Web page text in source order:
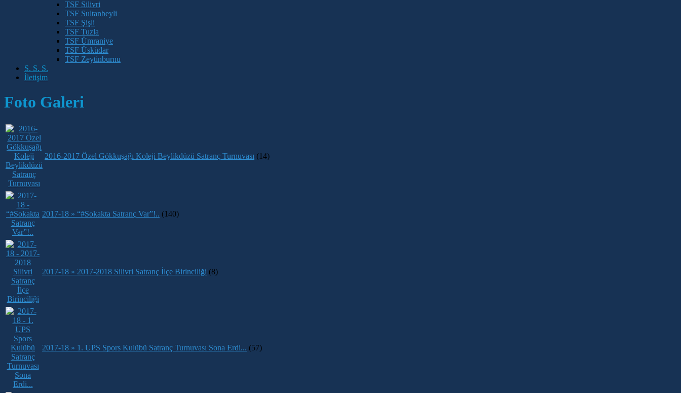
TSF Silivri
TSF Sultanbeyli
TSF Şişli
TSF Tuzla
TSF Ümraniye
TSF Üsküdar
TSF Zeytinburnu
S. S. S.
İletişim
Foto Galeri
2016-2017 Özel Gökkuşağı Koleji Beylikdüzü Satranç Turnuvası (14)
2017-18 » “#Sokakta Satranç Var”!.. (140)
2017-18 » 2017-2018 Silivri Satranç İlçe Birinciliği (8)
2017-18 » 1. UPS Spors Kulübü Satranç Turnuvası Sona Erdi... (57)